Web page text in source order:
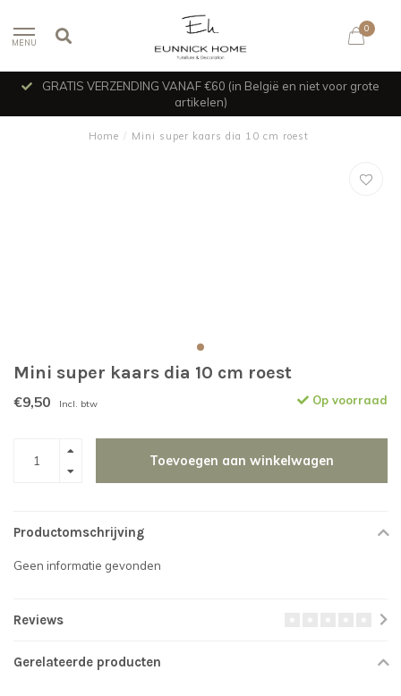
MENU
0
GRATIS VERZENDING VANAF €60 (in België en niet voor grote
artikelen)
Home / Mini super kaars dia 10 cm roest
Mini super kaars dia 10 cm roest
€9,50 Incl. btw Op voorraad
Toevoegen aan winkelwagen
Productomschrijving
Geen informatie gevonden
Reviews
Gerelateerde producten